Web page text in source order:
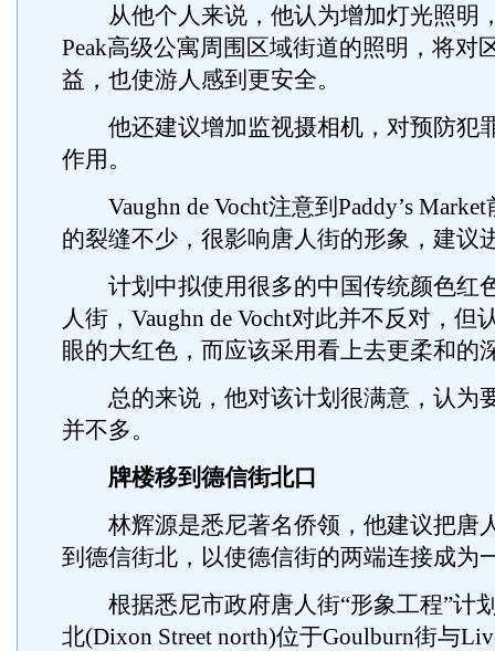
从他个人来说，他认为增加灯光照明
Peak高级公寓周围区域街道的照明，将对
益，也使游人感到更安全。
他还建议增加监视摄相机，对预防犯
作用。
Vaughn de Vocht注意到Paddy’s
的裂缝不少，很影响唐人街的形象，建议
计划中拟使用很多的中国传统颜色红
人街，Vaughn de Vocht对此并不反对，但
眼的大红色，而应该采用看上去更柔和的
总的来说，他对该计划很满意，认为
并不多。
牌楼移到德信街北口
林辉源是悉尼著名侨领，他建议把唐
到德信街北，以使德信街的两端连接成为
根据悉尼市政府唐人街“形象工程”计
北(Dixon Street north)位于Goulburn街与